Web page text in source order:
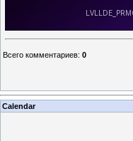
Всего комментариев: 0
Calendar